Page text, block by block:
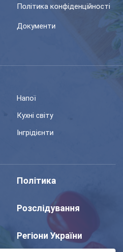
Політика конфіденційності
Документи
Напої
Кухні світу
Інгрідієнти
Політика
Розслідування
Регіони України